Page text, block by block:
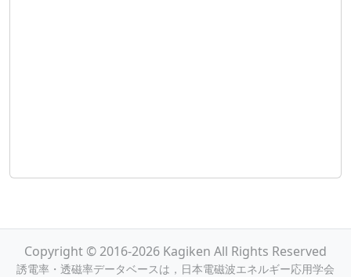
Copyright © 2016-2026 Kagiken All Rights Reserved
誘電率・透磁率データベースは，日本電磁波エネルギー応用学会